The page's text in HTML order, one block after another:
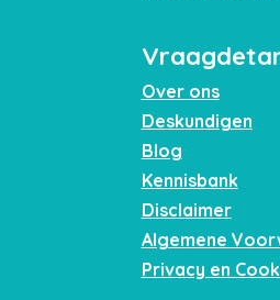
Over ons
Deskundigen
Blog
Kennisbank
Disclaimer
Algemene
Privacy en